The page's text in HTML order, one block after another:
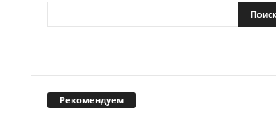
Рекомендуем